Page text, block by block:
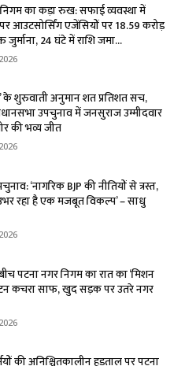
का कड़ा रुख: सफाई व्यवस्था में
आउटसोर्सिंग एजेंसियों पर ₹18.59 करोड़
जुर्माना, 24 घंटे में राशि जमा...
के शुरुवाती अनुमान शत प्रतिशत सच,
उपचुनाव में जनसुराज उम्मीदवार
की भव्य जीत
‘नागरिक BJP की नीतियों से त्रस्त,
रहा है एक मजबूत विकल्प’ – साधु
पटना नगर निगम का रात का ‘मिशन
टन कचरा साफ, खुद सड़क पर उतरे नगर
की अनिश्चितकालीन हड़ताल पर पटना